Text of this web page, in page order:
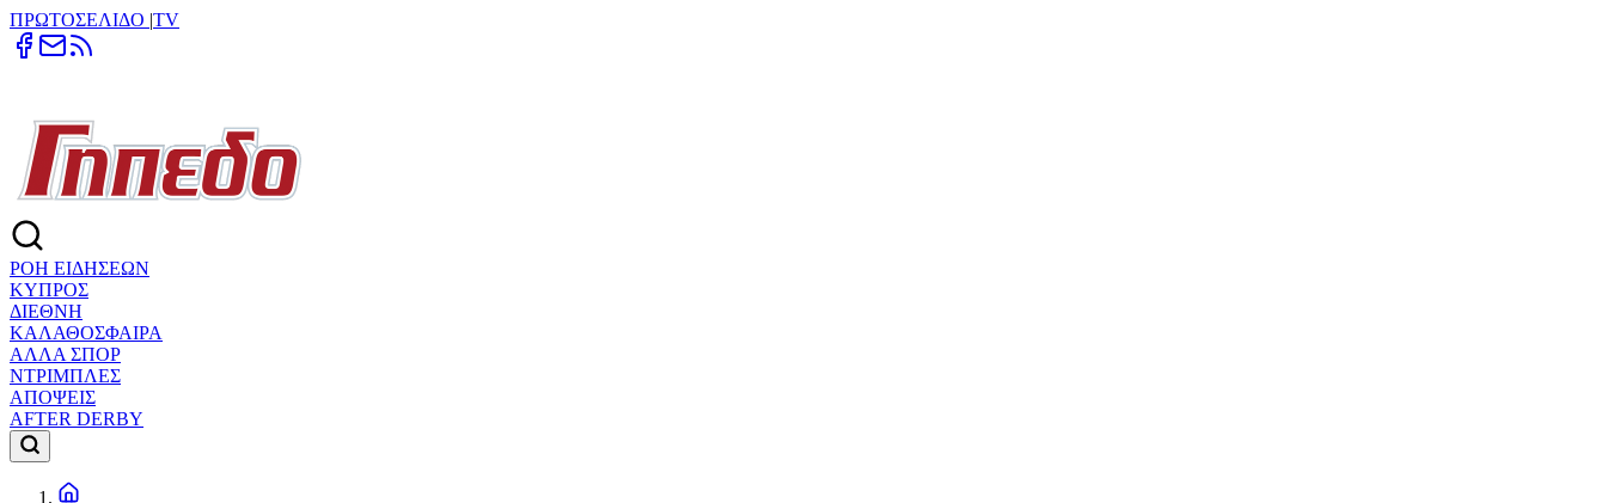
ΠΡΩΤΟΣΕΛΙΔΟ |TV
ΡΟΗ ΕΙΔΗΣΕΩΝ
ΚΥΠΡΟΣ
ΔΙΕΘΝΗ
ΚΑΛΑΘΟΣΦΑΙΡΑ
ΑΛΛΑ ΣΠΟΡ
ΝΤΡΙΜΠΛΕΣ
ΑΠΟΨΕΙΣ
AFTER DERBY